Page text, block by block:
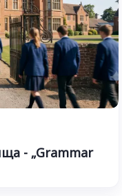
- „Grammar